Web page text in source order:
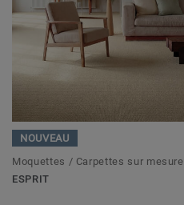
NOUVEAU
Moquettes / Carpettes sur mesure
ESPRIT